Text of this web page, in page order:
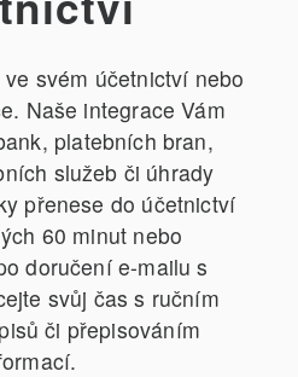
svém účetnictví nebo
Naše integrace Vám
platebních bran,
služeb či úhrady
přenese do účetnictví
60 minut nebo
doručení e-mailu s
svůj čas s ručním
či přepisováním